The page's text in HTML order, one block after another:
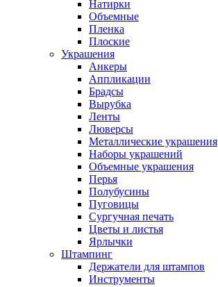
Натирки
Объемные
Пленка
Плоские
Украшения
Анкеры
Аппликации
Брадсы
Вырубка
Ленты
Люверсы
Металлические украшения
Наборы украшений
Объемные украшения
Перья
Полубусины
Пуговицы
Сургучная печать
Цветы и листья
Ярлычки
Штампинг
Держатели для штампов
Инструменты